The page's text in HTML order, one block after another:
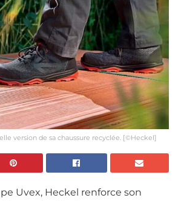
version de sa chaussure recyclée. [©Heckel]
Uvex, Heckel renforce son